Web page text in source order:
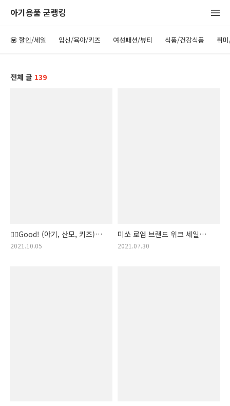
아기용품 굳랭킹
💟 할인/세일 임신/육아/키즈 여성패션/뷰티 식품/건강식품 취
전체 글 139
👍🏻Good! (아기, 산모, 키즈)
할인전, 기획전👩‍👧‍👧
2021.10.05
미쏘 로엠 브랜드 위크 세일
알림
2021.07.30